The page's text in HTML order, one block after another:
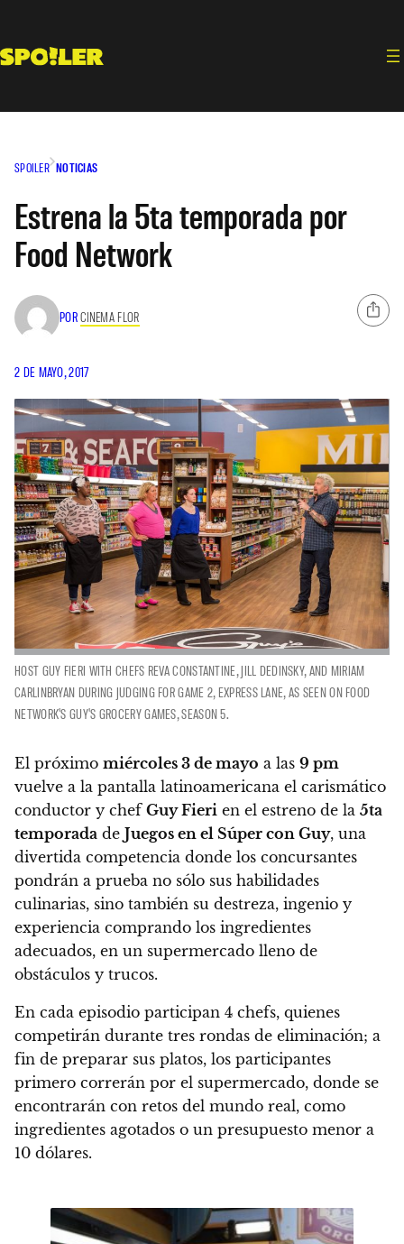
contenido
SPOILER NOTICIAS
Estrena la 5ta temporada por
Food Network
PORCINEMA FLOR
2 DE MAYO, 2017
HOST GUY FIERI WITH CHEFS REVA CONSTANTINE, JILL DEDINSKY, AND MIRIAM
CARLINBRYAN DURING JUDGING FOR GAME 2, EXPRESS LANE, AS SEEN ON FOOD
NETWORK'S GUY'S GROCERY GAMES, SEASON 5.
El próximo miércoles 3 de mayo a las 9 pm
vuelve a la pantalla latinoamericana el carismático
conductor y chef Guy Fieri en el estreno de la 5ta
temporada de Juegos en el Súper con Guy, una
divertida competencia donde los concursantes
pondrán a prueba no sólo sus habilidades
culinarias, sino también su destreza, ingenio y
experiencia comprando los ingredientes
adecuados, en un supermercado lleno de
obstáculos y trucos.
En cada episodio participan 4 chefs, quienes
competirán durante tres rondas de eliminación; a
fin de preparar sus platos, los participantes
primero correrán por el supermercado, donde se
encontrarán con retos del mundo real, como
ingredientes agotados o un presupuesto menor a
10 dólares.